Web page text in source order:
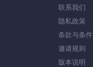
联系我们
隐私政策
条款与条件
邀请规则
版本说明